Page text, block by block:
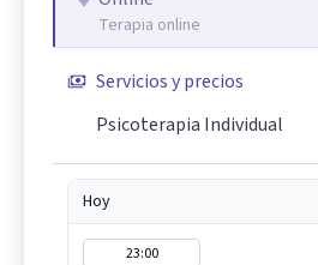
Terapia online
Servicios y precios
Psicoterapia Individual
Hoy
23:00